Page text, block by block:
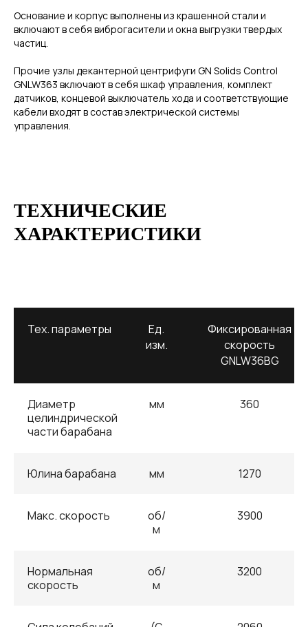
Основание и корпус выполнены из крашенной стали и
включают в себя виброгасители и окна выгрузки твердых
частиц.
Прочие узлы декантерной центрифуги GN Solids Control
GNLW363 включают в себя шкаф управления, комплект
датчиков, концевой выключатель хода и соответствующие
кабели входят в состав электрической системы
управления.
ТЕХНИЧЕСКИЕ
ХАРАКТЕРИСТИКИ
Тех. параметры
Ед.
изм.
Фиксированная
скорость
GNLW36BG
Диаметр
целиндрической
части барабана
мм 360
Юлина барабана мм 1270
Макс. скорость
об/
м
3900
Нормальная
скорость
об/
м
3200